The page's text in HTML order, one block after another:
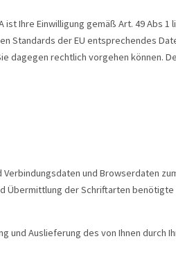
Ihre Einwilligung gemäß Art. 49 Abs 1
Standards der EU entsprechendes
dagegen rechtlich vorgehen können.
und Browserdaten
Übermittlung der Schriftarten benötigte
Auslieferung des von Ihnen durch